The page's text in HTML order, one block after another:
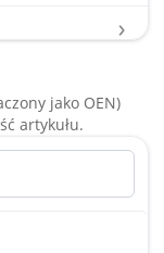
jako OEN)
artykułu.